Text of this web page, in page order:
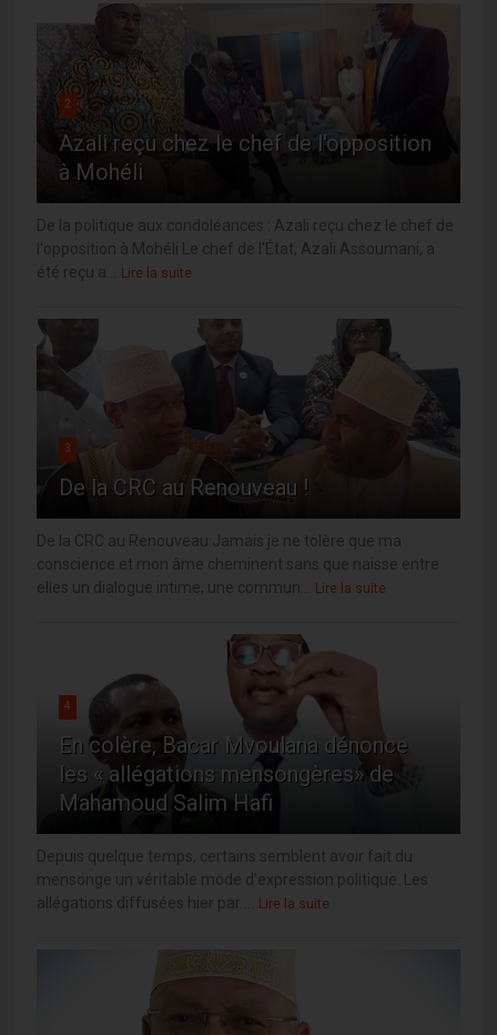
2
Azali reçu chez le chef de l'opposition
à Mohéli
De la politique aux condoléances : Azali reçu chez le chef de
l'opposition à Mohéli Le chef de l'État, Azali Assoumani, a
été reçu a...
Lire la suite
3
De la CRC au Renouveau !
De la CRC au Renouveau Jamais je ne tolère que ma
conscience et mon âme cheminent sans que naisse entre
elles un dialogue intime, une commun...
Lire la suite
4
En colère, Bacar Mvoulana dénonce
les « allégations mensongères» de
Mahamoud Salim Hafi
Depuis quelque temps, certains semblent avoir fait du
mensonge un véritable mode d’expression politique. Les
allégations diffusées hier par ...
Lire la suite